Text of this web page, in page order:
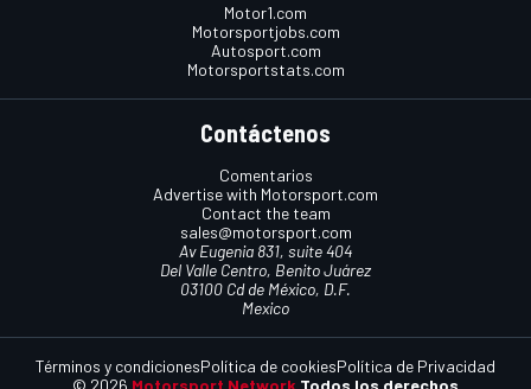
Motor1.com
Motorsportjobs.com
Autosport.com
Motorsportstats.com
Contáctenos
Comentarios
Advertise with Motorsport.com
Contact the team
sales@motorsport.com
Av Eugenia 831, suite 404
Del Valle Centro, Benito Juárez
03100 Cd de México, D.F.
Mexico
© 2026 Motorsport Network Todos los derechos
Términos y condicionesPolítica de cookiesPolítica de Privacidad